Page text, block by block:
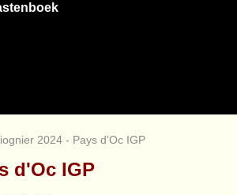
2024 - Pays d'Oc IGP
d'Oc IGP